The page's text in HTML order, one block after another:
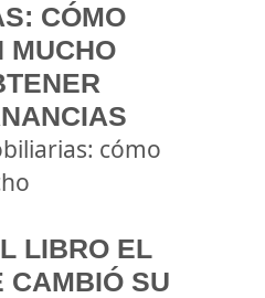
CÓMO
MUCHO
cómo
LIBRO EL
CAMBIÓ SU